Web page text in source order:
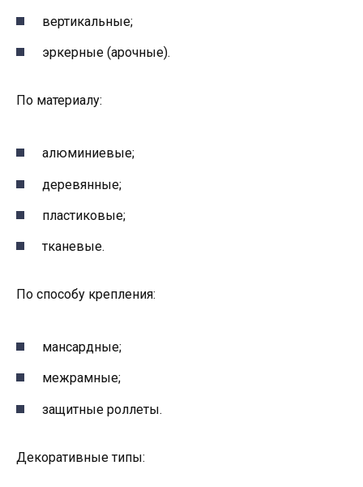
вертикальные;
эркерные (арочные).
По материалу:
алюминиевые;
деревянные;
пластиковые;
тканевые.
По способу крепления:
мансардные;
межрамные;
защитные роллеты.
Декоративные типы: